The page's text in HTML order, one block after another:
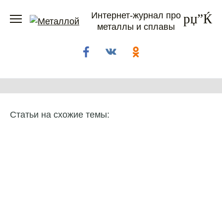
Интернет-журнал про
металлы и сплавы
Статьи на схожие темы: